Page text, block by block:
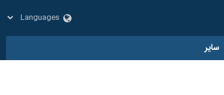
سایر